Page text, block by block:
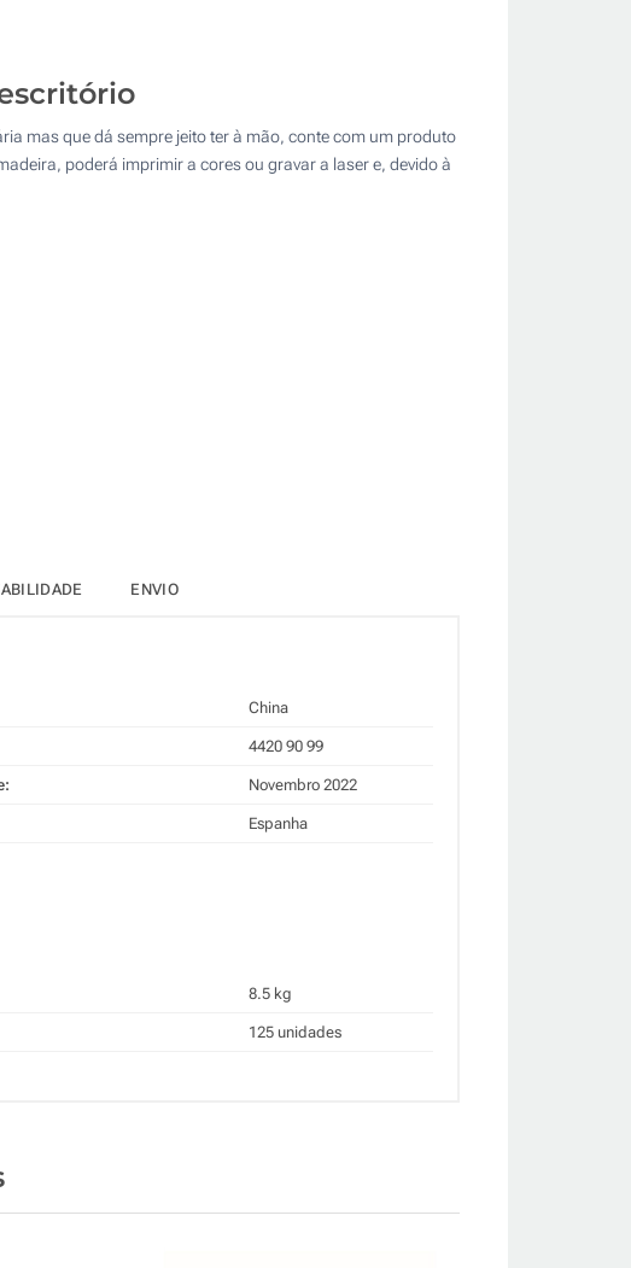
mas que dá sempre jeito ter à mão, conte com um produto
poderá imprimir a cores ou gravar a laser e, devido à
ENVIO
China
4420 90 99
Novembro 2022
Espanha
8.5 kg
125 unidades